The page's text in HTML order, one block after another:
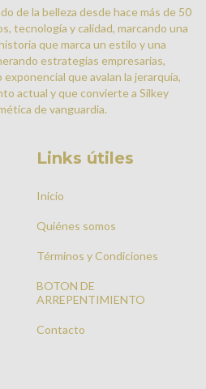
de la belleza desde hace más de 50
tecnología y calidad, marcando una
que marca un estilo y una
estrategias empresarias,
que avalan la jerarquía,
actual y que convierte a Silkey
de vanguardia.
Links útiles
Inicio
Quiénes somos
Términos y Condiciones
BOTON DE
ARREPENTIMIENTO
Contacto